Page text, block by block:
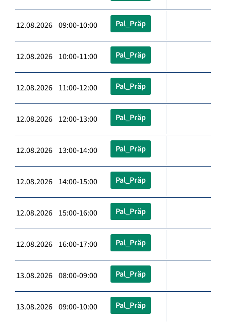
12.08.2026 09:00-10:00 Pal_Präp
12.08.2026 10:00-11:00 Pal_Präp
12.08.2026 11:00-12:00 Pal_Präp
12.08.2026 12:00-13:00 Pal_Präp
12.08.2026 13:00-14:00 Pal_Präp
12.08.2026 14:00-15:00 Pal_Präp
12.08.2026 15:00-16:00 Pal_Präp
12.08.2026 16:00-17:00 Pal_Präp
13.08.2026 08:00-09:00 Pal_Präp
13.08.2026 09:00-10:00 Pal_Präp